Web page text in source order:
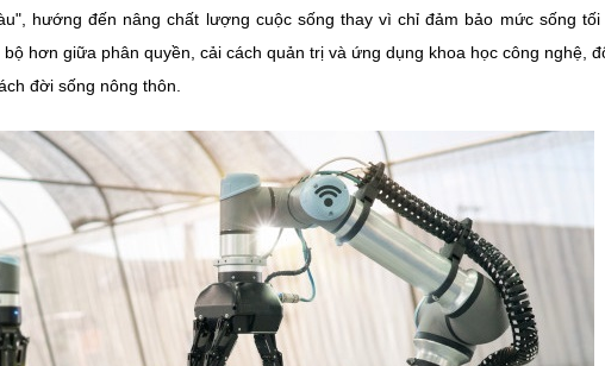
hướng đến nâng chất lượng cuộc sống thay vì chỉ đảm bảo mức sống tối
hơn giữa phân quyền, cải cách quản trị và ứng dụng khoa học công nghệ,
đời sống nông thôn.